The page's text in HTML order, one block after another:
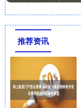
推荐资讯